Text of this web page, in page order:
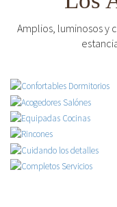
Amplios, luminosos y